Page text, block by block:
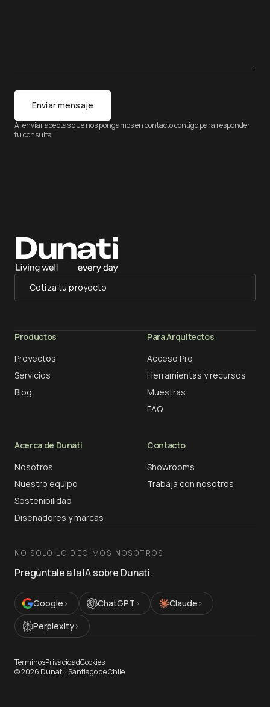
Al enviar aceptas que nos pongamos en contacto contigo para responder
tu consulta.
Enviar mensaje
Cotiza tu proyecto
Productos
Proyectos
Servicios
Blog
Para Arquitectos
Acceso Pro
Herramientas y recursos
Muestras
FAQ
Acerca de Dunati
Nosotros
Nuestro equipo
Sostenibilidad
Diseñadores y marcas
Contacto
Showrooms
Trabaja con nosotros
NO SOLO LO DECIMOS NOSOTROS
Pregúntale a la IA sobre Dunati.
Google › ChatGPT › Claude ›
Perplexity›
TérminosPrivacidadCookies
©2026 Dunati · Santiago de Chile